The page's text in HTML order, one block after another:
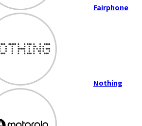
Fairphone
Nothing